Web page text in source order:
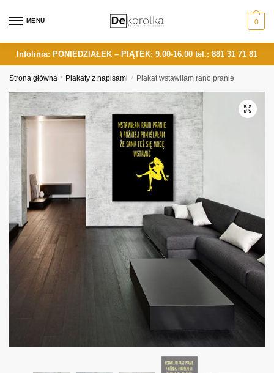
MENU 0
Infolinia: PONIEDZIAŁEK – PIĄTEK: 9.00-16.00 tel.: 881 31 71 81
Strona główna / Plakaty z napisami / Plakat wstawiłam rano pranie